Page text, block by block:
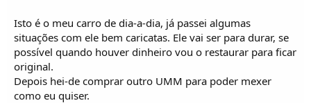
Isto é o meu carro de dia-a-dia, já passei algumas
situações com ele bem caricatas. Ele vai ser para durar, se
possível quando houver dinheiro vou o restaurar para ficar
original.
Depois hei-de comprar outro UMM para poder mexer
como eu quiser.